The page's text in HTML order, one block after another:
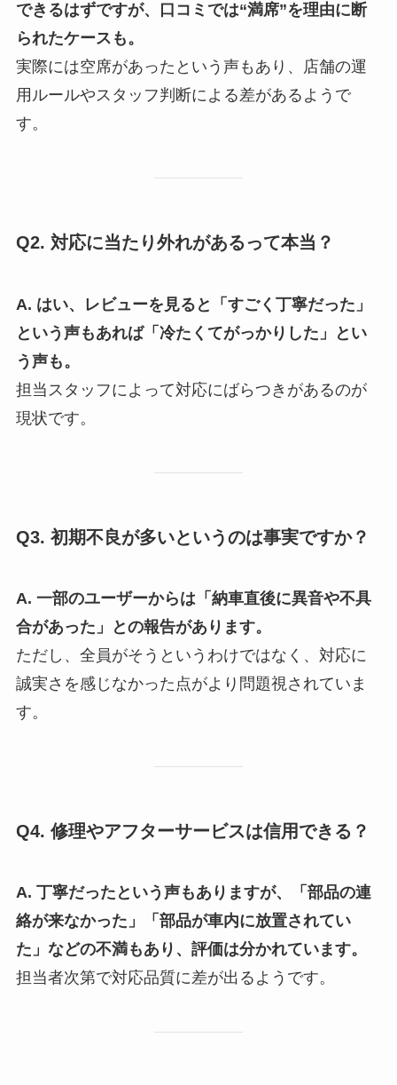
できるはずですが、口コミでは“満席”を理由に断
られたケースも。
実際には空席があったという声もあり、店舗の運
用ルールやスタッフ判断による差があるようで
す。
Q2. 対応に当たり外れがあるって本当？
A. はい、レビューを見ると「すごく丁寧だった」
という声もあれば「冷たくてがっかりした」とい
う声も。
担当スタッフによって対応にばらつきがあるのが
現状です。
Q3. 初期不良が多いというのは事実ですか？
A. 一部のユーザーからは「納車直後に異音や不具
合があった」との報告があります。
ただし、全員がそうというわけではなく、対応に
誠実さを感じなかった点がより問題視されていま
す。
Q4. 修理やアフターサービスは信用できる？
A. 丁寧だったという声もありますが、「部品の連
絡が来なかった」「部品が車内に放置されてい
た」などの不満もあり、評価は分かれています。
担当者次第で対応品質に差が出るようです。